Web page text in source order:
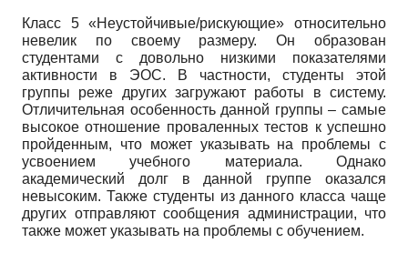
Класс 5 «Неустойчивые/рискующие» относительно
невелик по своему размеру. Он образован
студентами с довольно низкими показателями
активности в ЭОС. В частности, студенты этой
группы реже других загружают работы в систему.
Отличительная особенность данной группы – самые
высокое отношение проваленных тестов к успешно
пройденным, что может указывать на проблемы с
усвоением учебного материала. Однако
академический долг в данной группе оказался
невысоким. Также студенты из данного класса чаще
других отправляют сообщения администрации, что
также может указывать на проблемы с обучением.